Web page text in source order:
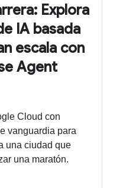
Explora
IA basada
escala con
Agent
Cloud con
vanguardia para
una ciudad que
una maratón.